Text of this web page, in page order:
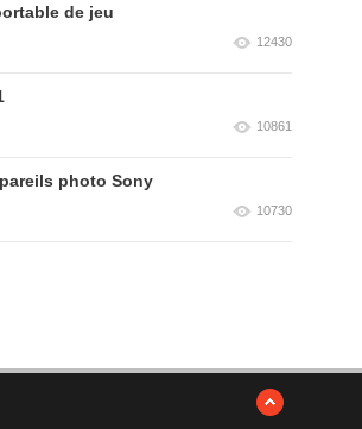
de jeu
12430
10861
photo Sony
10730